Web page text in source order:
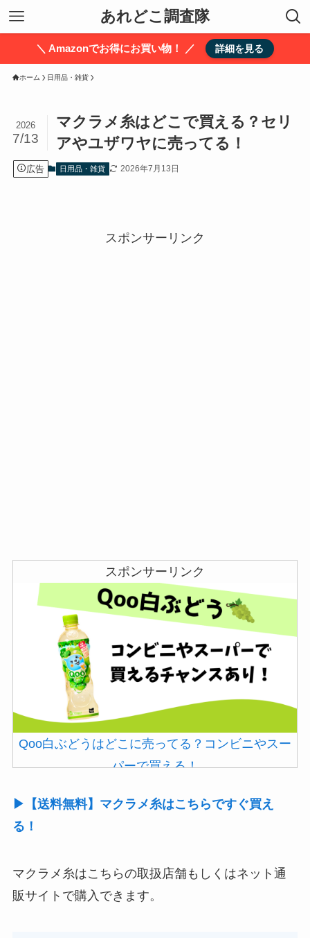
あれどこ調査隊
＼ Amazonでお得にお買い物！ ／ 詳細を見る
ホーム 日用品・雑貨
マクラメ糸はどこで買える？セリ
アやユザワヤに売ってる！
2026
7/13
広告 日用品・雑貨 2026年7月13日
スポンサーリンク
スポンサーリンク
Qoo白ぶどうはどこに売ってる？コンビニやスー
パーで買える！
▶【送料無料】マクラメ糸はこちらですぐ買え
る！
マクラメ糸はこちらの取扱店舗もしくはネット通
販サイトで購入できます。